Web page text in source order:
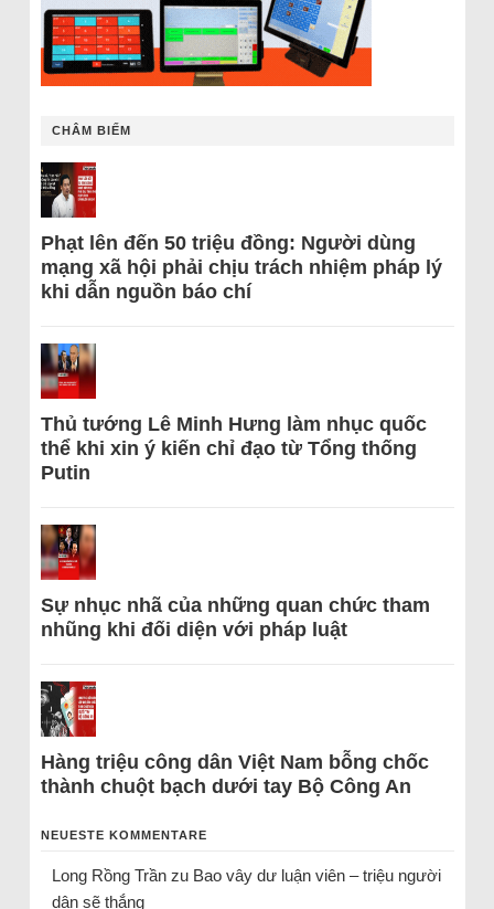
CHÂM BIẾM
Phạt lên đến 50 triệu đồng: Người dùng
mạng xã hội phải chịu trách nhiệm pháp lý
khi dẫn nguồn báo chí
Thủ tướng Lê Minh Hưng làm nhục quốc
thể khi xin ý kiến chỉ đạo từ Tổng thống
Putin
Sự nhục nhã của những quan chức tham
nhũng khi đối diện với pháp luật
Hàng triệu công dân Việt Nam bỗng chốc
thành chuột bạch dưới tay Bộ Công An
NEUESTE KOMMENTARE
Long Rồng Trầnzu Bao vây dư luận viên – triệu người
dân sẽ thắng